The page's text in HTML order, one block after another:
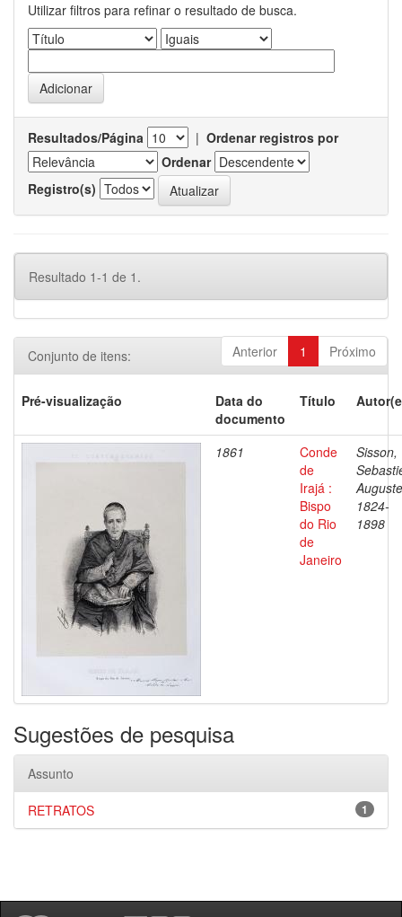
Utilizar filtros para refinar o resultado de busca.
Resultados/Página | Ordenar registros por
Ordenar
Registro(s)
Resultado 1-1 de 1.
Anterior 1 Próximo
Conjunto de itens:
Pré-visualização
Data do
documento
Título
1861
Conde
de
Irajá :
Bispo
do Rio
de
Janeiro
Sisson,
1824-
1898
Sugestões de pesquisa
Assunto
1
RETRATOS